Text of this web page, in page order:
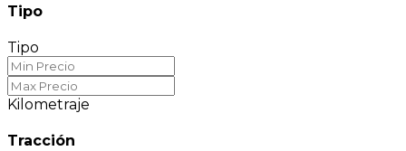
Tipo
Tipo
Kilometraje
Tracción